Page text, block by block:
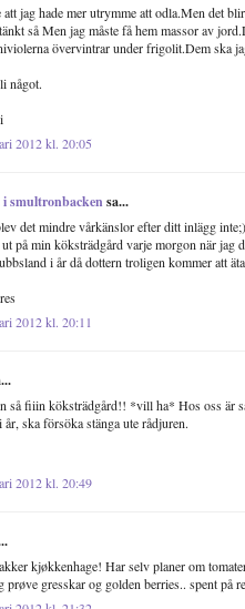
att jag hade mer utrymme att odla.Men det
så Men jag måste få hem massor av
övervintrar under frigolit.Dem ska
något.
2012 kl. 20:05
smultronbackensa...
det mindre vårkänslor efter ditt inlägg inte;)
på min köksträdgård varje morgon när jag
i år då dottern troligen kommer att
2012 kl. 20:11
så fiiin köksträdgård!! *vill ha* Hos oss är
år, ska försöka stänga ute rådjuren.
2012 kl. 20:49
kjøkkenhage! Har selv planer om
prøve gresskar og golden berries.. spent på